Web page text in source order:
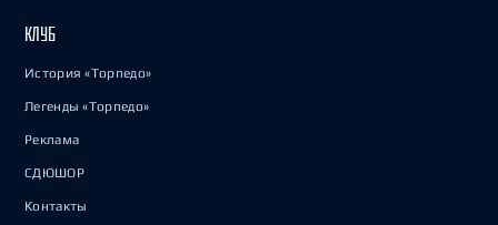
КЛУБ
История «Торпедо»
Легенды «Торпедо»
Реклама
СДЮШОР
Контакты